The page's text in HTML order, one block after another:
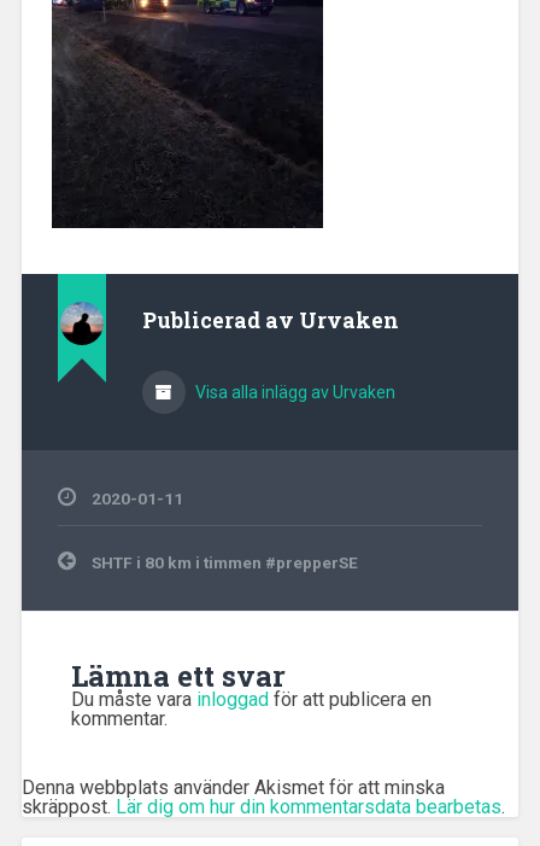
Publicerad av Urvaken
Visa alla inlägg av Urvaken
2020-01-11
Inläggsnavigering
SHTF i 80 km i timmen #prepperSE
Lämna ett svar
Du måste vara inloggad för att publicera en
kommentar.
Denna webbplats använder Akismet för att minska
skräppost. Lär dig om hur din kommentarsdata bearbetas.